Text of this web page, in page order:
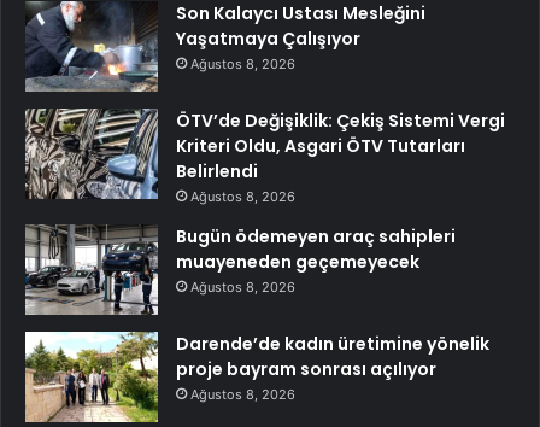
Son Kalaycı Ustası Mesleğini
Yaşatmaya Çalışıyor
Ağustos 8, 2026
ÖTV’de Değişiklik: Çekiş Sistemi Vergi
Kriteri Oldu, Asgari ÖTV Tutarları
Belirlendi
Ağustos 8, 2026
Bugün ödemeyen araç sahipleri
muayeneden geçemeyecek
Ağustos 8, 2026
Darende’de kadın üretimine yönelik
proje bayram sonrası açılıyor
Ağustos 8, 2026